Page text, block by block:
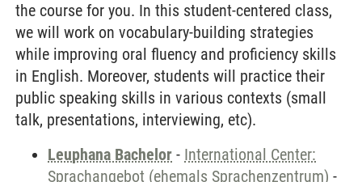
the course for you. In this student-centered class,
we will work on vocabulary-building strategies
while improving oral fluency and proficiency skills
in English. Moreover, students will practice their
public speaking skills in various contexts (small
talk, presentations, interviewing, etc).
Leuphana Bachelor - International Center:
Sprachangebot (ehemals Sprachenzentrum) -